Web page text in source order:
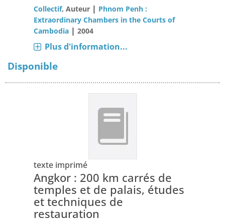
Collectif, Auteur | Phnom Penh :
Extraordinary Chambers in the Courts of
Cambodia |2004
Plus d'information...
Disponible
texte imprimé
Angkor : 200 km carrés de
temples et de palais, études
et techniques de
restauration